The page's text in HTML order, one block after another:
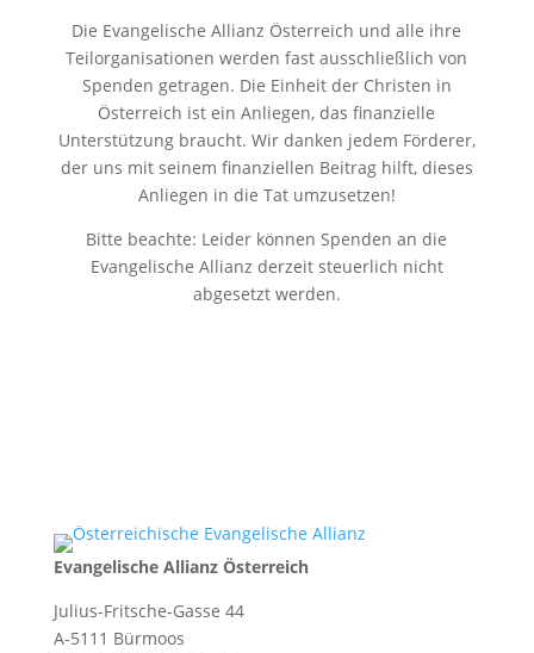
Die Evangelische Allianz Österreich und alle ihre
Teilorganisationen werden fast ausschließlich von
Spenden getragen. Die Einheit der Christen in
Österreich ist ein Anliegen, das finanzielle
Unterstützung braucht. Wir danken jedem Förderer,
der uns mit seinem finanziellen Beitrag hilft, dieses
Anliegen in die Tat umzusetzen!
Bitte beachte: Leider können Spenden an die
Evangelische Allianz derzeit steuerlich nicht
abgesetzt werden.
Evangelische Allianz Österreich
Julius-Fritsche-Gasse 44
A-5111 Bürmoos